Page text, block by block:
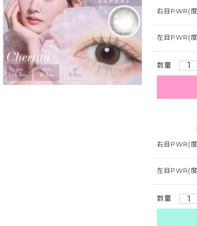
右目PWR(
左目PWR(
数量
右目PWR(
左目PWR(
数量